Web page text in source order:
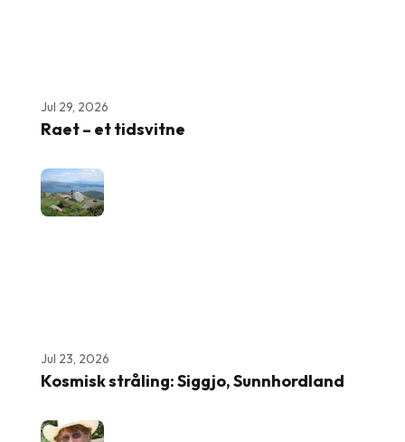
Jul 29, 2026
Raet – et tidsvitne
Jul 23, 2026
Kosmisk stråling: Siggjo, Sunnhordland